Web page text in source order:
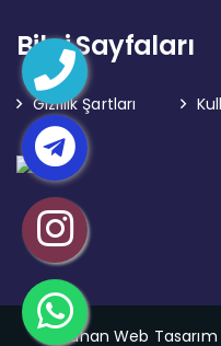
Bilgi Sayfaları
Gizlilik Şartları
Karahan Web